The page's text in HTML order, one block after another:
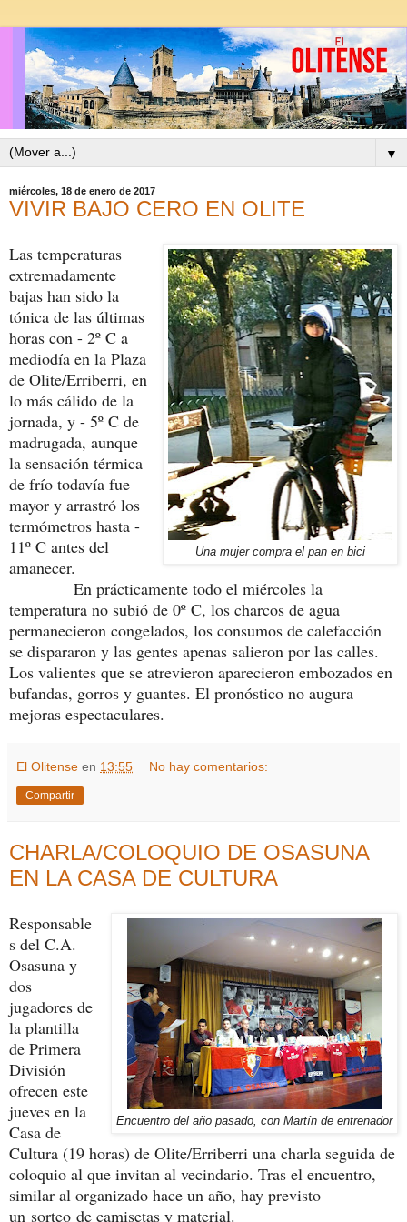
▼
miércoles, 18 de enero de 2017
VIVIR BAJO CERO EN OLITE
Una mujer compra el pan en bici
Las temperaturas
extremadamente
bajas han sido la
tónica de las últimas
horas con - 2º C a
mediodía en la Plaza
de Olite/Erriberri, en
lo más cálido de la
jornada, y - 5º C de
madrugada, aunque
la sensación térmica
de frío todavía fue
mayor y arrastró los
termómetros hasta -
11º C antes del
amanecer.
En prácticamente todo el miércoles la
temperatura no subió de 0º C, los charcos de agua
permanecieron congelados, los consumos de calefacción
se dispararon y las gentes apenas salieron por las calles.
Los valientes que se atrevieron aparecieron embozados en
bufandas, gorros y guantes. El pronóstico no augura
mejoras espectaculares.
El Olitense en 13:55 No hay comentarios:
Compartir
CHARLA/COLOQUIO DE OSASUNA
EN LA CASA DE CULTURA
Encuentro del año pasado, con Martín de entrenador
Responsable
s del C.A.
Osasuna y
dos
jugadores de
la plantilla
de Primera
División
ofrecen este
jueves en la
Casa de
Cultura (19 horas) de Olite/Erriberri una charla seguida de
coloquio al que invitan al vecindario. Tras el encuentro,
similar al organizado hace un año, hay previsto
un sorteo de camisetas y material.